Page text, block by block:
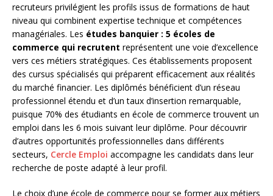
recruteurs privilégient les profils issus de formations de haut
niveau qui combinent expertise technique et compétences
managériales. Les études banquier : 5 écoles de
commerce qui recrutent représentent une voie d’excellence
vers ces métiers stratégiques. Ces établissements proposent
des cursus spécialisés qui préparent efficacement aux réalités
du marché financier. Les diplômés bénéficient d’un réseau
professionnel étendu et d’un taux d’insertion remarquable,
puisque 70% des étudiants en école de commerce trouvent un
emploi dans les 6 mois suivant leur diplôme. Pour découvrir
d’autres opportunités professionnelles dans différents
secteurs, Cercle Emploi accompagne les candidats dans leur
recherche de poste adapté à leur profil.
Le choix d’une école de commerce pour se former aux métiers